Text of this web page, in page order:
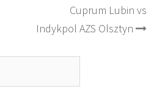
Cuprum Lubin vs
Indykpol AZS Olsztyn